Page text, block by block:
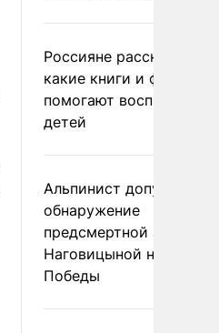
Россияне рассказали,
какие книги и фильмы
помогают воспитывать
детей
Альпинист допустил
обнаружение
предсмертной записки
Наговицыной на пике
Победы